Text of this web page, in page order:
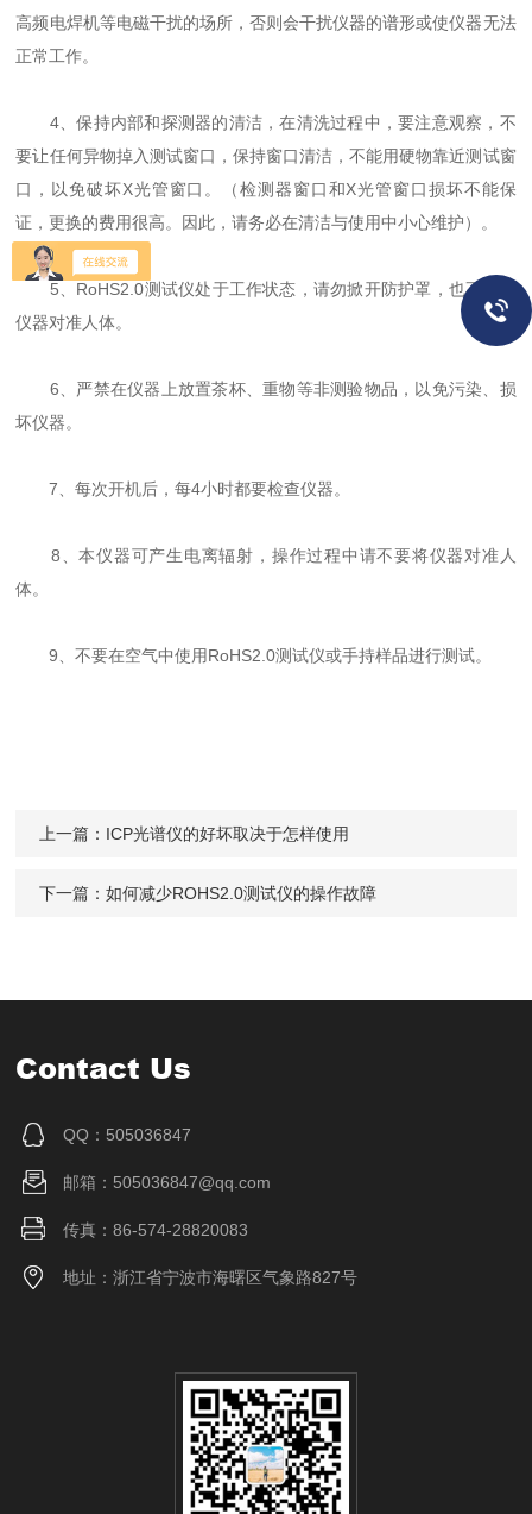
高频电焊机等电磁干扰的场所，否则会干扰仪器的谱形或使仪器无法
正常工作。
4、保持内部和探测器的清洁，在清洗过程中，要注意观察，不
要让任何异物掉入测试窗口，保持窗口清洁，不能用硬物靠近测试窗
口，以免破坏X光管窗口。（检测器窗口和X光管窗口损坏不能保
证，更换的费用很高。因此，请务必在清洁与使用中小心维护）。
5、RoHS2.0测试仪处于工作状态，请勿掀开防护罩，也不要将
仪器对准人体。
6、严禁在仪器上放置茶杯、重物等非测验物品，以免污染、损
坏仪器。
7、每次开机后，每4小时都要检查仪器。
8、本仪器可产生电离辐射，操作过程中请不要将仪器对准人
体。
9、不要在空气中使用RoHS2.0测试仪或手持样品进行测试。
上一篇： ICP光谱仪的好坏取决于怎样使用
下一篇：如何减少ROHS2.0测试仪的操作故障
Contact Us
QQ：505036847
邮箱：505036847@qq.com
传真：86-574-28820083
地址：浙江省宁波市海曙区气象路827号